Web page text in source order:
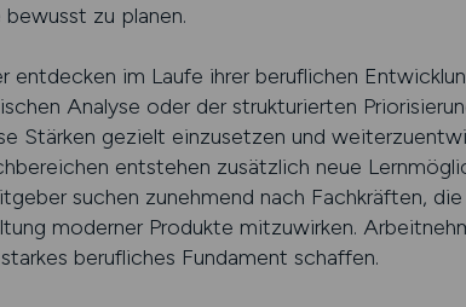
zu planen.
entdecken im Laufe ihrer beruflichen
Analyse oder der strukturierten
Stärken gezielt einzusetzen und
entstehen zusätzlich neue
suchen zunehmend nach Fachkräften,
moderner Produkte mitzuwirken.
berufliches Fundament schaffen.